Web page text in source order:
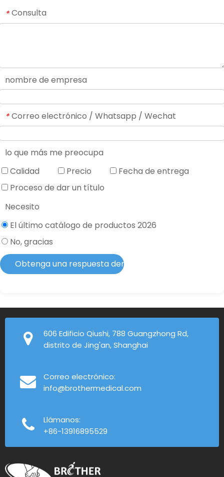
* Consulta
nombre de empresa
* Correo electrónico / Whatsapp / Wechat
lo que más me preocupa
Calidad
Precio
Fecha de entrega
Proceso de dar un título
Necesito
El último catálogo de productos 2026
No, gracias
Obtenga una respuesta dentro de 2 horas
606 Edificio Qiushi, 788 Guangzhong Rd,
distrito de Jing'an, Shanghai
Correo electrónico:
info@brothermedical.com
Llámanos:
+86-13916895529